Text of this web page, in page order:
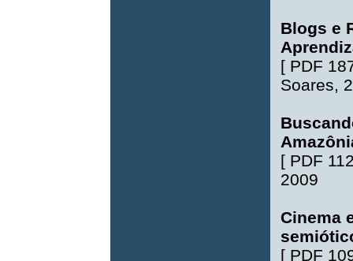
Blogs e
[ PDF
Soares,
[ PDF
2009
Cinema
[ PDF